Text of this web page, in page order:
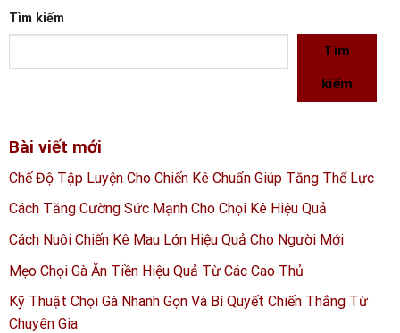
Tìm kiếm
Tìm
kiếm
Bài viết mới
Chế Độ Tập Luyện Cho Chiến Kê Chuẩn Giúp Tăng Thể Lực
Cách Tăng Cường Sức Mạnh Cho Chọi Kê Hiệu Quả
Cách Nuôi Chiến Kê Mau Lớn Hiệu Quả Cho Người Mới
Mẹo Chọi Gà Ăn Tiền Hiệu Quả Từ Các Cao Thủ
Kỹ Thuật Chọi Gà Nhanh Gọn Và Bí Quyết Chiến Thắng Từ
Chuyên Gia